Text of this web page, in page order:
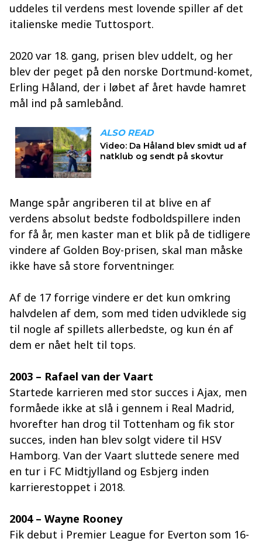
uddeles til verdens mest lovende spiller af det
italienske medie Tuttosport.
2020 var 18. gang, prisen blev uddelt, og her
blev der peget på den norske Dortmund-komet,
Erling Håland, der i løbet af året havde hamret
mål ind på samlebånd.
Mange spår angriberen til at blive en af
verdens absolut bedste fodboldspillere inden
for få år, men kaster man et blik på de tidligere
vindere af Golden Boy-prisen, skal man måske
ikke have så store forventninger.
Af de 17 forrige vindere er det kun omkring
halvdelen af dem, som med tiden udviklede sig
til nogle af spillets allerbedste, og kun én af
dem er nået helt til tops.
2003 – Rafael van der Vaart
Startede karrieren med stor succes i Ajax, men
formåede ikke at slå i gennem i Real Madrid,
hvorefter han drog til Tottenham og fik stor
succes, inden han blev solgt videre til HSV
Hamborg. Van der Vaart sluttede senere med
en tur i FC Midtjylland og Esbjerg inden
karrierestoppet i 2018.
2004 – Wayne Rooney
Fik debut i Premier League for Everton som 16-